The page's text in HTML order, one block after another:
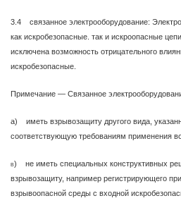
3.4 связанное электрооборудование:
как искробезопасные. так и искроопасные
исключена возможность отрицательного
искробезопасные.
Примечание — Связанное
a) иметь взрывозащиту другого вида,
соответствующую требованиям применения
b) не иметь специальных конструктивных
взрывозащиту, например регистрирующего
взрывоопасной среды с входной